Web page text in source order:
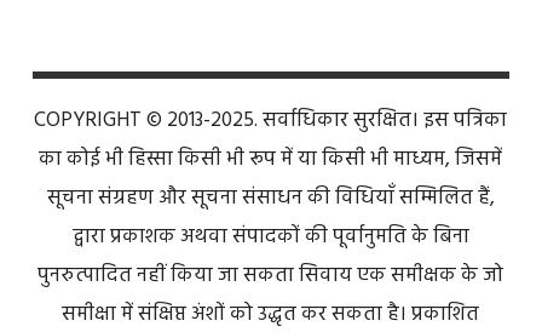
COPYRIGHT © 2013-2025. सर्वाधिकार सुरक्षित। इस पत्रिका
का कोई भी हिस्सा किसी भी रूप में या किसी भी माध्यम, जिसमें
सूचना संग्रहण और सूचना संसाधन की विधियाँ सम्मिलित हैं,
द्वारा प्रकाशक अथवा संपादकों की पूर्वानुमति के बिना
पुनरुत्पादित नहीं किया जा सकता सिवाय एक समीक्षक के जो
समीक्षा में संक्षिप्त अंशों को उद्धृत कर सकता है। प्रकाशित